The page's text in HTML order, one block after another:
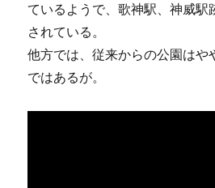
ているようで、歌神駅、神威駅
されている。
他方では、従来からの公園はや
ではあるが。